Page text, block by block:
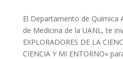
El Departamento de Química
de Medicina de la UANL, te
EXPLORADORES DE LA
CIENCIA Y MI ENTORNO»